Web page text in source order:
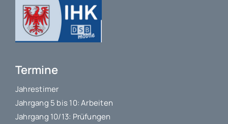
Termine
Jahrestimer
Jahrgang 5 bis 10: Arbeiten
Jahrgang 10/13: Prüfungen